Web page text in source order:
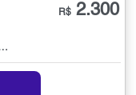
R$ 2.300